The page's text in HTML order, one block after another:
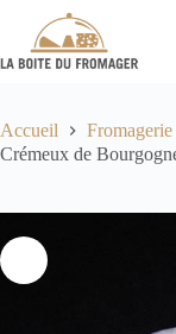
contenu
Accueil
Crémeux de